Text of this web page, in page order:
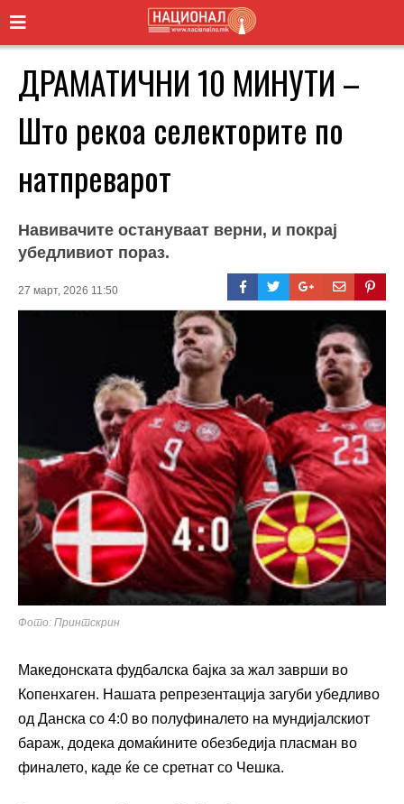
ДРАМАТИЧНИ 10 МИНУТИ –
Што рекоа селекторите по
натпреварот
Навивачите остануваат верни, и покрај
убедливиот пораз.
27 март, 2026 11:50
Фото: Принтскрин
Македонската фудбалска бајка за жал заврши во
Копенхаген. Нашата репрезентација загуби убедливо
од Данска со 4:0 во полуфиналето на мундијалскиот
бараж, додека домаќините обезбедија пласман во
финалето, каде ќе се сретнат со Чешка.